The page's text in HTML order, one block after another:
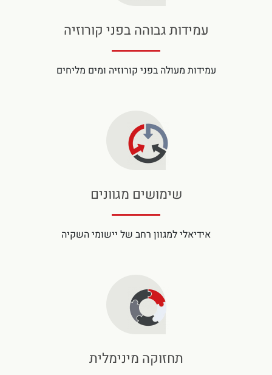
עמידות גבוהה בפני קורוזיה
עמידות מעולה בפני קורוזיה ומים מליחים
שימושים מגוונים
אידיאלי למגוון רחב של יישומי השקיה
תחזוקה מינימלית